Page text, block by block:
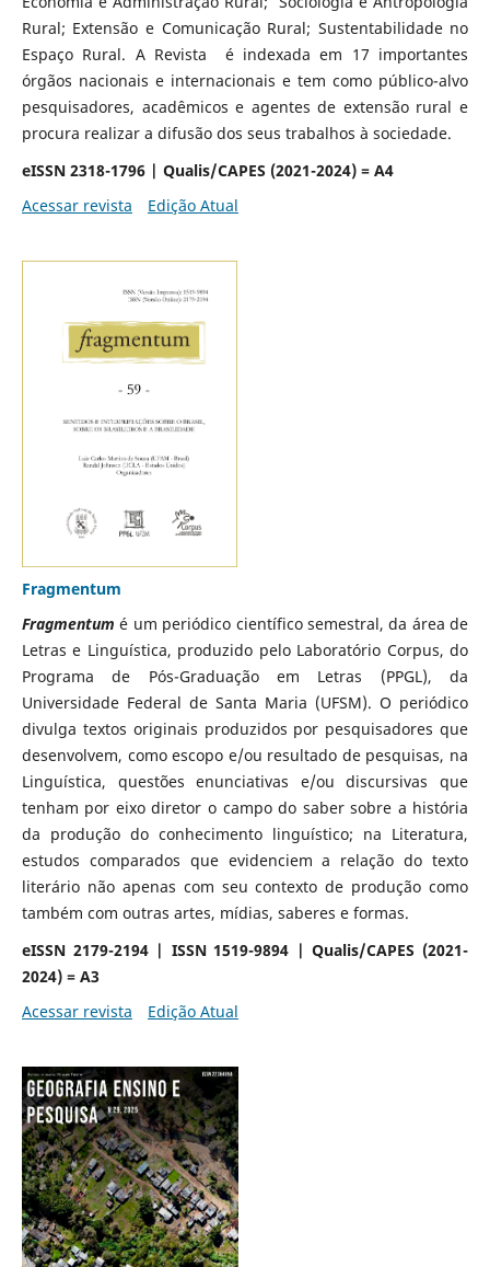
Rural; Extensão e Comunicação Rural; Sustentabilidade no
Espaço Rural. A Revista é indexada em 17 importantes
órgãos nacionais e internacionais e tem como público-alvo
pesquisadores, acadêmicos e agentes de extensão rural e
procura realizar a difusão dos seus trabalhos à sociedade.
eISSN 2318-1796 | Qualis/CAPES (2021-2024) = A4
Acessar revista
Edição Atual
Fragmentum
Fragmentum é um periódico científico semestral, da área de
Letras e Linguística, produzido pelo Laboratório Corpus, do
Programa de Pós-Graduação em Letras (PPGL), da
Universidade Federal de Santa Maria (UFSM). O periódico
divulga textos originais produzidos por pesquisadores que
desenvolvem, como escopo e/ou resultado de pesquisas, na
Linguística, questões enunciativas e/ou discursivas que
tenham por eixo diretor o campo do saber sobre a história
da produção do conhecimento linguístico; na Literatura,
estudos comparados que evidenciem a relação do texto
literário não apenas com seu contexto de produção como
também com outras artes, mídias, saberes e formas.
eISSN 2179-2194 | ISSN 1519-9894 | Qualis/CAPES (2021-
2024) = A3
Acessar revista
Edição Atual